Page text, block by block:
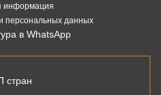
информация
персональных данных
в WhatsApp
стран